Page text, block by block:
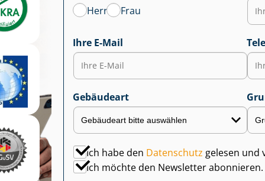
Herr
Frau
Ihre E-Mail
Gebäudeart
Ich habe den Datenschutz gelesen und
Ich möchte den Newsletter abonnieren.